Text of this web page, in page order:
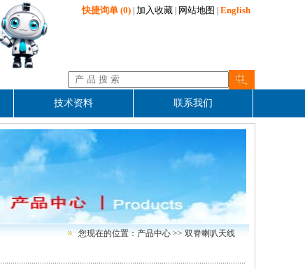
快捷询单 (0) 加入收藏 网站地图 English
技术资料 联系我们
您现在的位置：产品中心 >> 双脊喇叭天线